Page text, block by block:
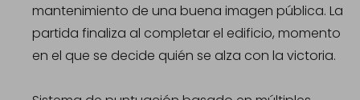
mantenimiento de una buena imagen pública. La
partida finaliza al completar el edificio, momento
en el que se decide quién se alza con la victoria.